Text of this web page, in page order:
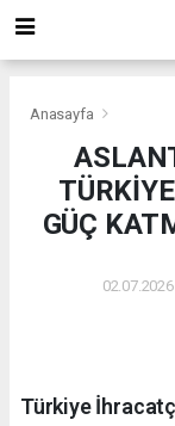
Anasayfa
GÜÇ
Türkiye